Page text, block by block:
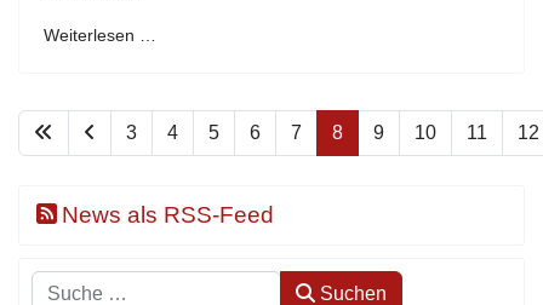
Weiterlesen …
3 4 5 6 7 8 9 10 11 12
News als RSS-Feed
Suchen Suchen